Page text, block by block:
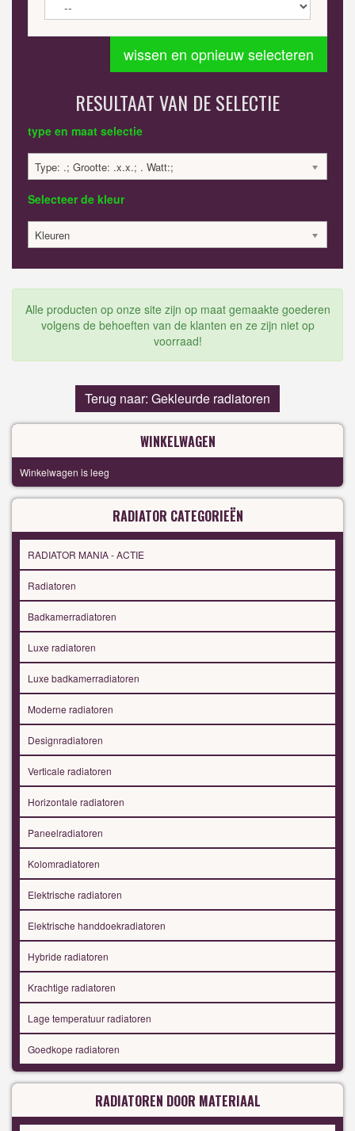
wissen en opnieuw selecteren
RESULTAAT VAN DE SELECTIE
type en maat selectie
Type: .; Grootte: .x.x.; . Watt:;
Selecteer de kleur
Kleuren
Alle producten op onze site zijn op maat gemaakte goederen
volgens de behoeften van de klanten en ze zijn niet op
voorraad!
Terug naar: Gekleurde radiatoren
WINKELWAGEN
Winkelwagen is leeg
RADIATOR CATEGORIEËN
RADIATOR MANIA - ACTIE
Radiatoren
Badkamerradiatoren
Luxe radiatoren
Luxe badkamerradiatoren
Moderne radiatoren
Designradiatoren
Verticale radiatoren
Horizontale radiatoren
Paneelradiatoren
Kolomradiatoren
Elektrische radiatoren
Elektrische handdoekradiatoren
Hybride radiatoren
Krachtige radiatoren
Lage temperatuur radiatoren
Goedkope radiatoren
RADIATOREN DOOR MATERIAAL